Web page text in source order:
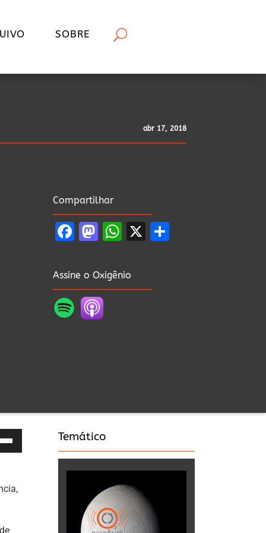
SOBRE
abr 17, 2018
Compartilhar
Facebook
Mastodon
WhatsApp
X
Assine o Oxigênio
Temático